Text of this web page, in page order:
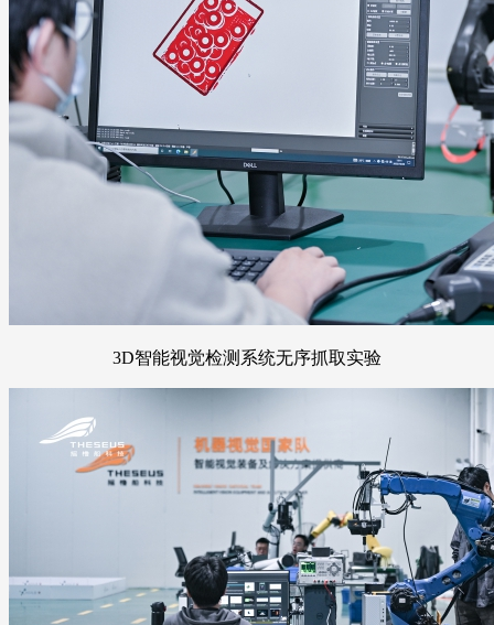
3D智能视觉检测系统无序抓取实验